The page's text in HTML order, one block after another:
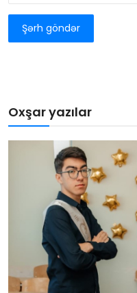
Şərh göndər
Oxşar yazılar